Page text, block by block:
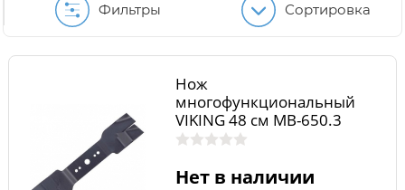
Фильтры Сортировка
Нож
многофункциональный
VIKING 48 см МВ-650.3
Нет в наличии